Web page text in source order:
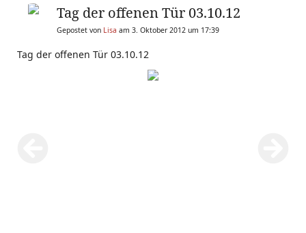
Tag der offenen Tür 03.10.12
Gepostet von Lisa am 3. Oktober 2012 um 17:39
Tag der offenen Tür 03.10.12